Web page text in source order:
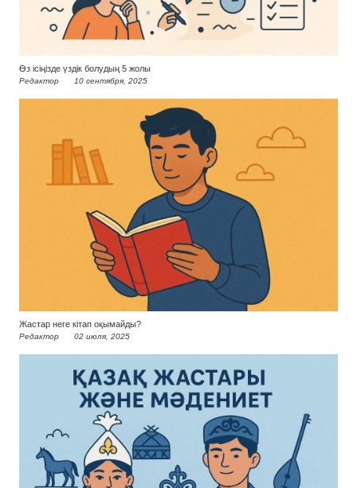
Өз ісіңізде үздік болудың 5 жолы
Редактор 10 сентября, 2025
Жастар неге кітап оқымайды?
Редактор 02 июля, 2025